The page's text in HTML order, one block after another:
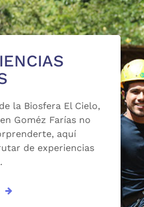
la Biosfera El Cielo,
Goméz Farías no
aquí
de experiencias